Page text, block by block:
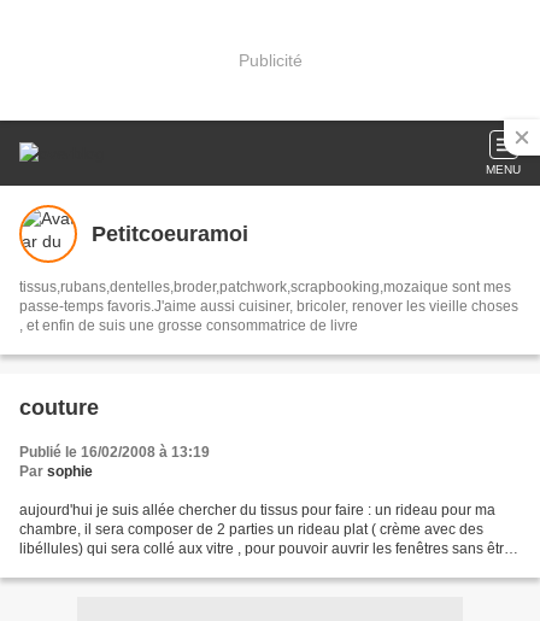
Publicité
MENU
Petitcoeuramoi
tissus,rubans,dentelles,broder,patchwork,scrapbooking,mozaique sont mes
passe-temps favoris.J'aime aussi cuisiner, bricoler, renover les vieille choses
, et enfin de suis une grosse consommatrice de livre
couture
Publié le 16/02/2008 à 13:19
Par sophie
aujourd'hui je suis allée chercher du tissus pour faire : un rideau pour ma
chambre, il sera composer de 2 parties un rideau plat ( crème avec des
libéllules) qui sera collé aux vitre , pour pouvoir auvrir les fenêtres sans être